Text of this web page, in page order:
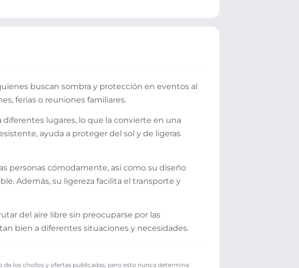
buscan sombra y protección en eventos al
ferias o reuniones familiares.
lugares, lo que la convierte en una
ayuda a proteger del sol y de ligeras
personas cómodamente, así como su diseño
Además, su ligereza facilita el transporte y
del aire libre sin preocuparse por las
bien a diferentes situaciones y necesidades.
los chollos y ofertas publicadas, pero esto nunca determina